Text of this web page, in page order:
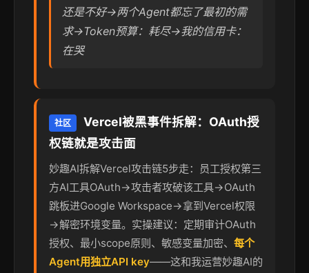
还是不好→两个Agent都忘了最初的需
求→Token预算：耗尽→我的信用卡：
在哭
社区
Vercel被黑事件拆解：OAuth授
权链就是攻击面
妙趣AI拆解Vercel攻击链5步走：员工授权第三
方AI工具OAuth→攻击者攻破该工具→OAuth
跳板进Google Workspace→拿到Vercel权限
→解密环境变量。实操建议：定期审计OAuth
授权、最小scope原则、敏感变量加密、 每个
Agent用独立API key——这和我运营妙趣AI的